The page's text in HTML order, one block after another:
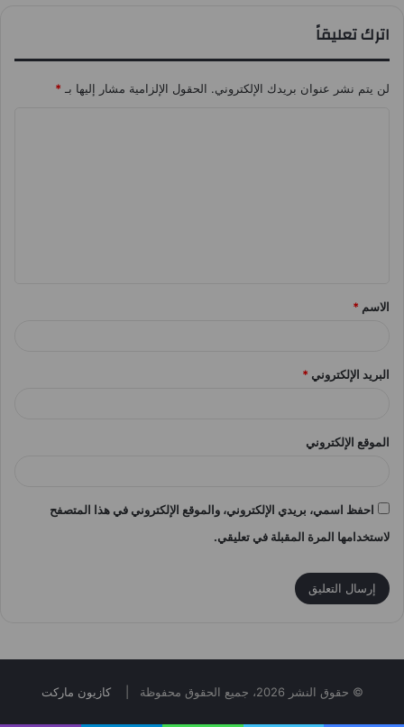
اترك تعليقاً
لن يتم نشر عنوان بريدك الإلكتروني. الحقول الإلزامية مشار إليها بـ *
*
الاسم *
البريد الإلكتروني *
الموقع الإلكتروني
احفظ اسمي، بريدي الإلكتروني، والموقع الإلكتروني في هذا المتصفح
لاستخدامها المرة المقبلة في تعليقي.
© حقوق النشر 2026، جميع الحقوق محفوظة | كازيون ماركت